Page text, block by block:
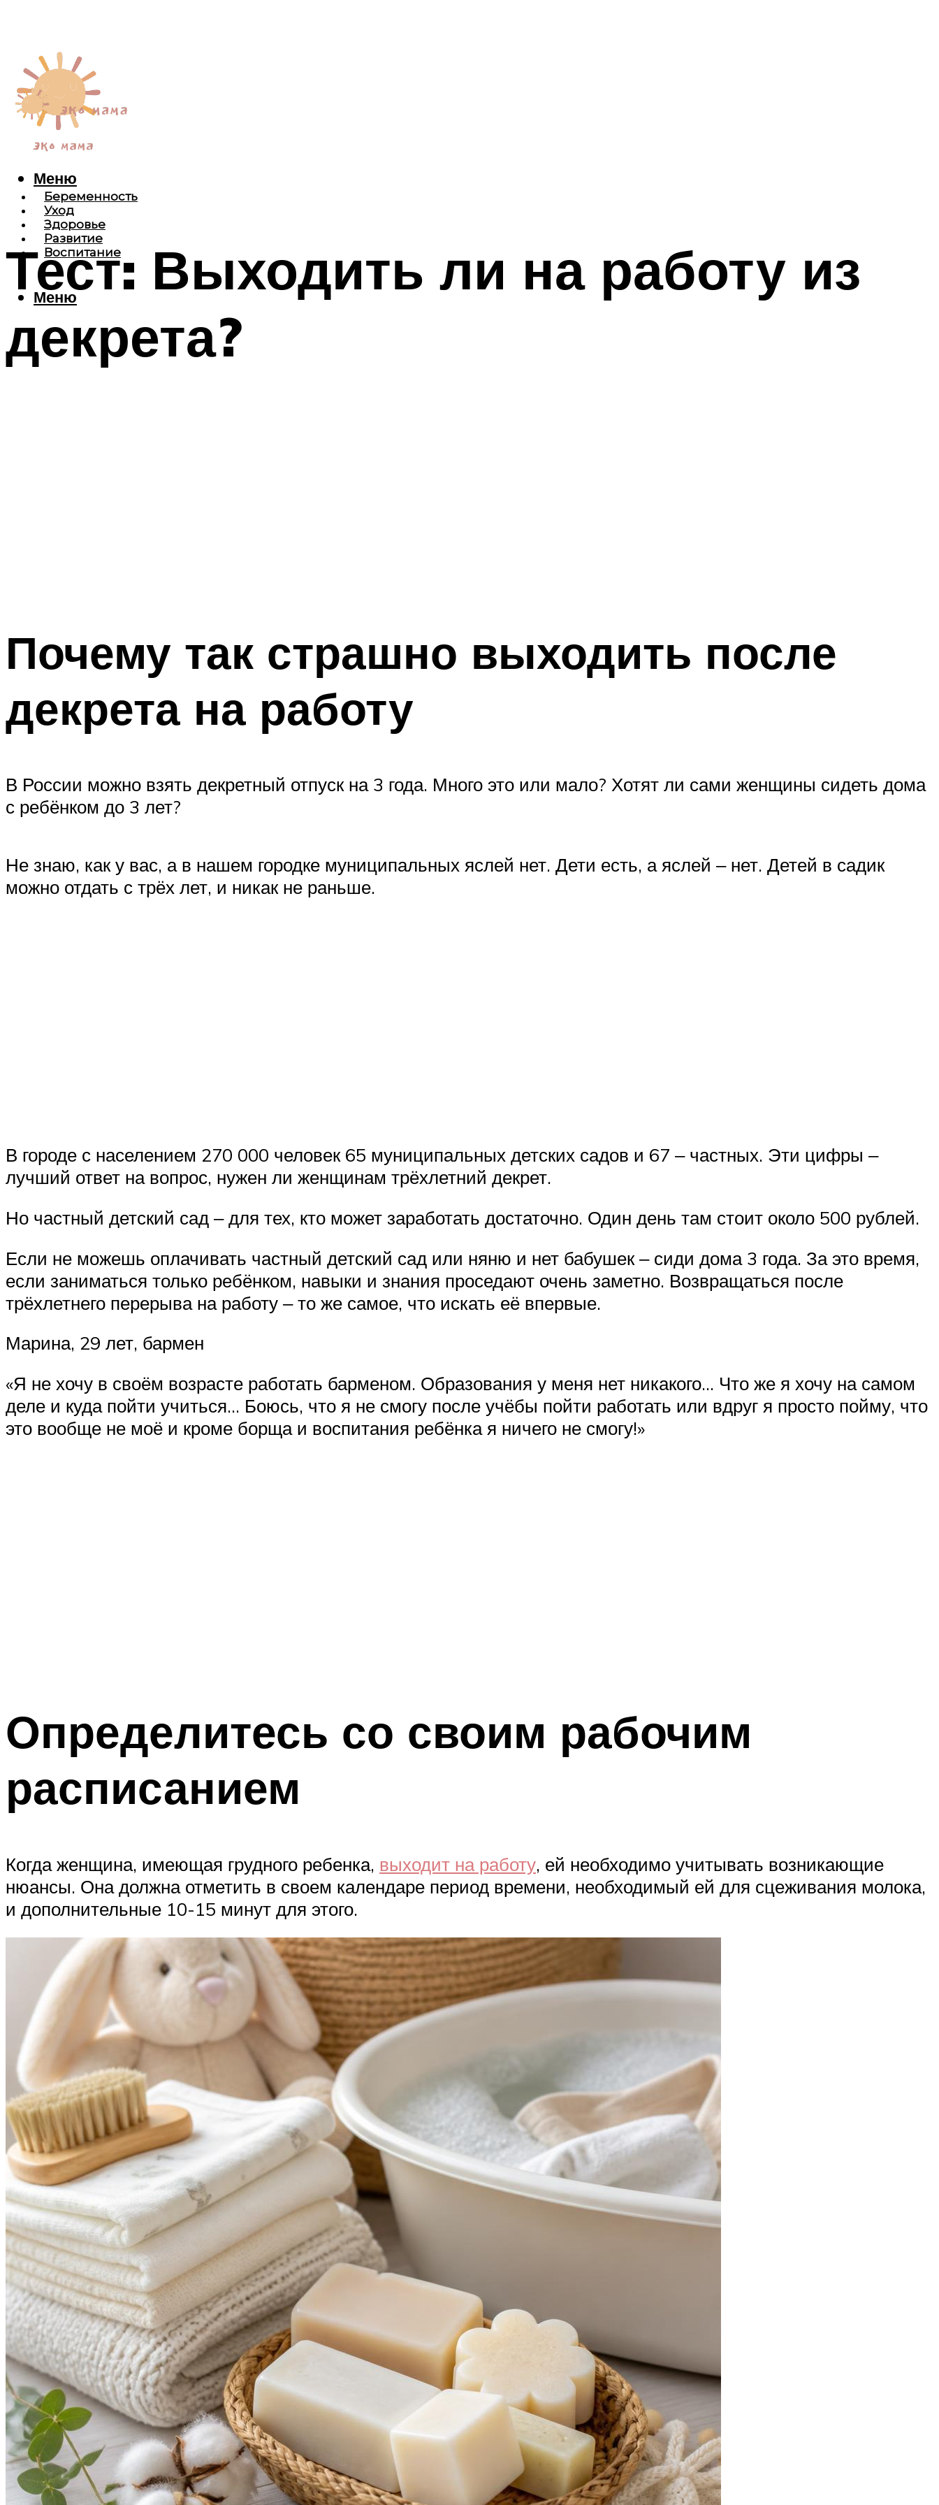
Беременность
Уход
Здоровье
Развитие
Воспитание
Меню
Меню
Тест: Выходить ли на работу из
декрета?
Почему так страшно выходить после
декрета на работу
В России можно взять декретный отпуск на 3 года. Много это или мало? Хотят ли сами женщины сидеть дома
с ребёнком до 3 лет?
Не знаю, как у вас, а в нашем городке муниципальных яслей нет. Дети есть, а яслей ‒ нет. Детей в садик
можно отдать с трёх лет, и никак не раньше.
В городе с населением 270 000 человек 65 муниципальных детских садов и 67 ‒ частных. Эти цифры ‒
лучший ответ на вопрос, нужен ли женщинам трёхлетний декрет.
Но частный детский сад ‒ для тех, кто может заработать достаточно. Один день там стоит около 500 рублей.
Если не можешь оплачивать частный детский сад или няню и нет бабушек ‒ сиди дома 3 года. За это время,
если заниматься только ребёнком, навыки и знания проседают очень заметно. Возвращаться после
трёхлетнего перерыва на работу ‒ то же самое, что искать её впервые.
Марина, 29 лет, бармен
«Я не хочу в своём возрасте работать барменом. Образования у меня нет никакого… Что же я хочу на самом
деле и куда пойти учиться… Боюсь, что я не смогу после учёбы пойти работать или вдруг я просто пойму, что
это вообще не моё и кроме борща и воспитания ребёнка я ничего не смогу!»
Определитесь со своим рабочим
расписанием
Когда женщина, имеющая грудного ребенка, выходит на работу, ей необходимо учитывать возникающие
нюансы. Она должна отметить в своем календаре период времени, необходимый ей для сцеживания молока,
и дополнительные 10-15 минут для этого.